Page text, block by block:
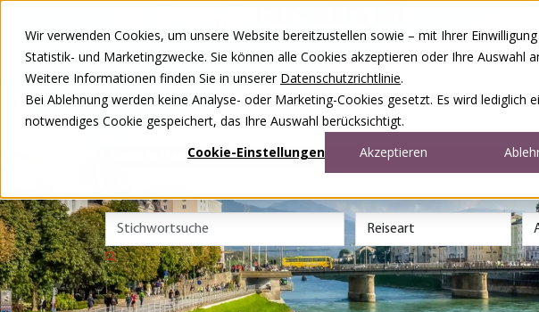
Wir verwenden Cookies, um unsere Website bereitzustellen sowie – mit Ihrer
Statistik- und Marketingzwecke. Sie können alle Cookies akzeptieren oder Ihre Auswahl
Weitere Informationen finden Sie in unserer Datenschutzrichtlinie.
Bei Ablehnung werden keine Analyse- oder Marketing-Cookies gesetzt. Es wird lediglich
notwendiges Cookie gespeichert, das Ihre Auswahl berücksichtigt.
Cookie-Einstellungen
Akzeptieren
Unsere Reisen
Rund ums Reisen
Über uns
Kontakt
Wettbewerb